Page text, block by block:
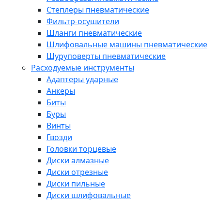
Степлеры пневматические
Фильтр-осушители
Шланги пневматические
Шлифовальные машины пневматические
Шуруповерты пневматические
Расходуемые инструменты
Адаптеры ударные
Анкеры
Биты
Буры
Винты
Гвозди
Головки торцевые
Диски алмазные
Диски отрезные
Диски пильные
Диски шлифовальные